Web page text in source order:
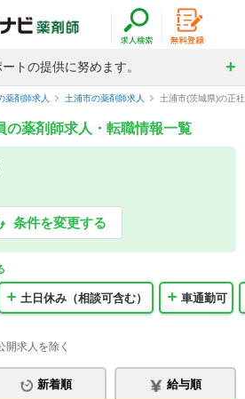
トの提供に努めます。
薬剤師求人 土浦市の薬剤師求人 土浦市(茨城県)の正
の薬剤師求人・転職情報一覧
条件を変更する
土日休み（相談可含む） 車通勤可
開求人を除く
新着順 給与順